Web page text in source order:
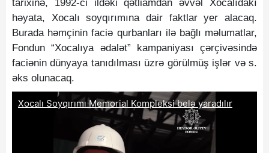
tarixinə, 1992-ci ildəki qətliamdan əvvəl Xocalıdakı
həyata, Xocalı soyqırımına dair faktlar yer alacaq.
Burada həmçinin faciə qurbanları ilə bağlı məlumatlar,
Fondun “Xocalıya ədalət” kampaniyası çərçivəsində
faciənin dünyaya tanıdılması üzrə görülmüş işlər və s.
əks olunacaq.